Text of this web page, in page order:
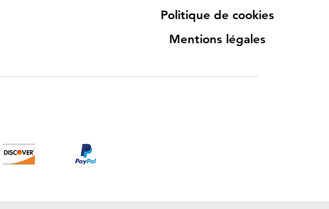
Politique de cookies
Mentions légales